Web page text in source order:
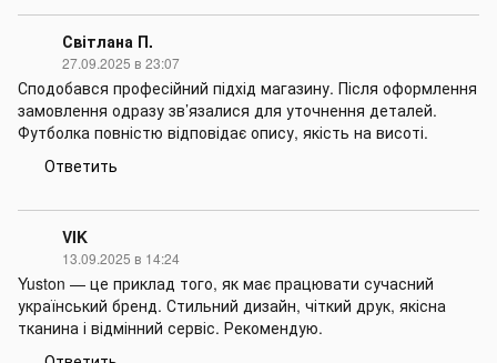
Світлана П.
27.09.2025 в 23:07
Сподобався професійний підхід магазину. Після оформлення
замовлення одразу зв’язалися для уточнення деталей.
Футболка повністю відповідає опису, якість на висоті.
Ответить
VIK
13.09.2025 в 14:24
Yuston — це приклад того, як має працювати сучасний
український бренд. Стильний дизайн, чіткий друк, якісна
тканина і відмінний сервіс. Рекомендую.